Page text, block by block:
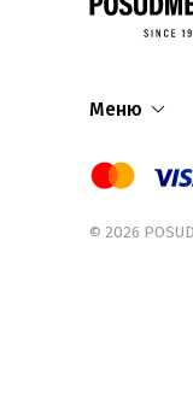
Меню
© 2026